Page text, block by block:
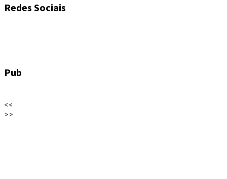
Redes Sociais
Pub
<<
>>